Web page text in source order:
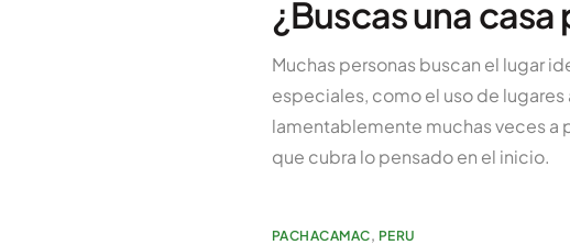
¿Buscas una
Muchas personas buscan el lugar
especiales, como el uso de
lamentablemente muchas veces a
que cubra lo pensado en el inicio.
PACHACAMAC, PERU